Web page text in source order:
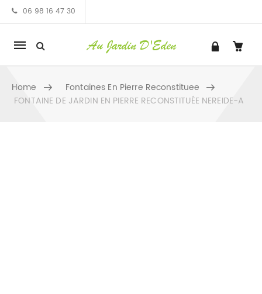
06 98 16 47 30
Mobile
navigation
Home
Fontaines En Pierre Reconstituee
FONTAINE DE JARDIN EN PIERRE RECONSTITUÉE NEREIDE-A